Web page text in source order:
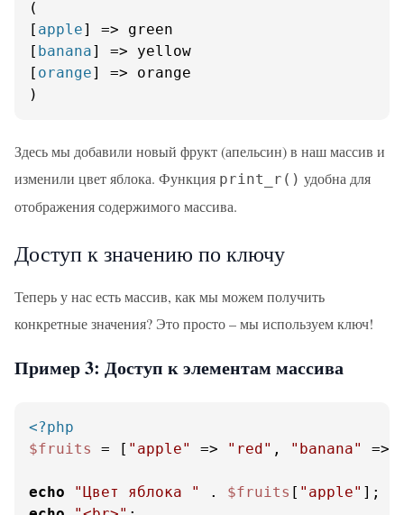
(
[ apple] => green
[ banana] => yellow
[ orange] => orange
)
Здесь мы добавили новый фрукт (апельсин) в наш массив и
изменили цвет яблока. Функция print_r() удобна для
отображения содержимого массива.
Доступ к значению по ключу
Теперь у нас есть массив, как мы можем получить
конкретные значения? Это просто – мы используем ключ!
Пример 3: Доступ к элементам массива
<?php
$fruits
= [ "apple" => "red" , "banana" =>
echo "Цвет яблока " . $fruits [ "apple"